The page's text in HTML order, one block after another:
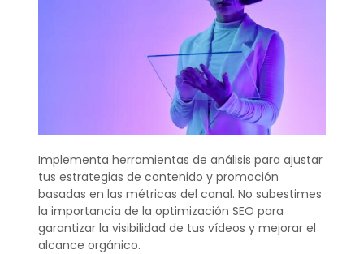
Implementa herramientas de análisis para ajustar
tus estrategias de contenido y promoción
basadas en las métricas del canal. No subestimes
la importancia de la optimización SEO para
garantizar la visibilidad de tus vídeos y mejorar el
alcance orgánico.